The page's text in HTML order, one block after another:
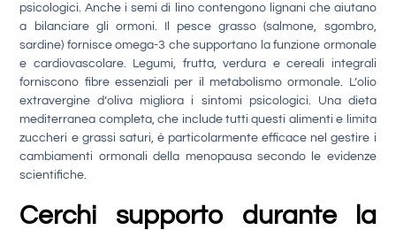
psicologici. Anche i semi di lino contengono lignani che aiutano
a bilanciare gli ormoni. Il pesce grasso (salmone, sgombro,
sardine) fornisce omega-3 che supportano la funzione ormonale
e cardiovascolare. Legumi, frutta, verdura e cereali integrali
forniscono fibre essenziali per il metabolismo ormonale. L’olio
extravergine d’oliva migliora i sintomi psicologici. Una dieta
mediterranea completa, che include tutti questi alimenti e limita
zuccheri e grassi saturi, è particolarmente efficace nel gestire i
cambiamenti ormonali della menopausa secondo le evidenze
scientifiche.
Cerchi supporto durante la